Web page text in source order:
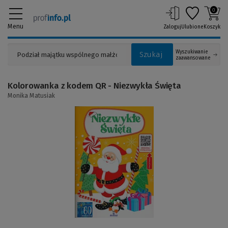
Menu
Szukaj
Wyszukiwanie
zaawansowane
ZalogujUlubione
0
Koszyk
Kolorowanka z kodem QR - Niezwykła Święta
Monika Matusiak